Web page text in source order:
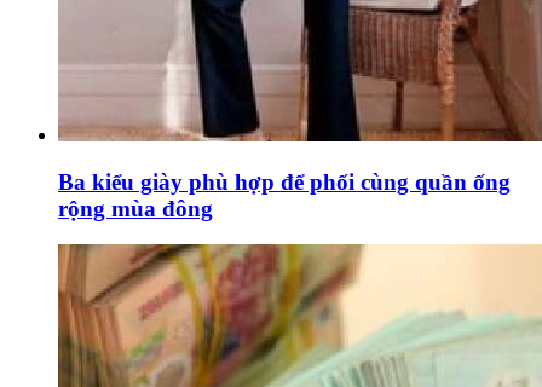
Ba kiểu giày phù hợp để phối cùng quần ống
rộng mùa đông